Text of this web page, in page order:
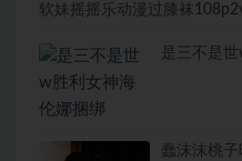
软妹摇摇乐动漫过膝袜
是三不是
蠢沫沫桃